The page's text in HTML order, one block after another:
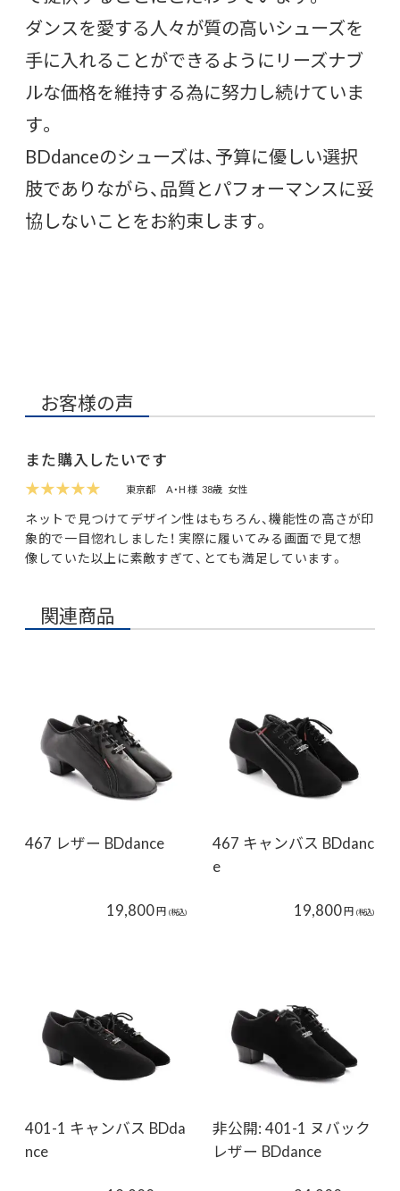
ダンスを愛する人々が質の高いシューズを
手に入れることができるようにリーズナブ
ルな価格を維持する為に努力し続けていま
す。
BDdanceのシューズは、予算に優しい選択
肢でありながら、品質とパフォーマンスに妥
協しないことをお約束します。
お客様の声
また購入したいです
★★★★★
東京都 A・H 様 38歳 女性
ネットで見つけてデザイン性はもちろん、機能性の高さが印
象的で一目惚れしました！ 実際に履いてみる画面で見て想
像していた以上に素敵すぎて、とても満足しています。
関連商品
467 レザー BDdance
19,800円 (税込)
467 キャンバス BDdanc
e
19,800円 (税込)
401-1 キャンバス BDda
nce
非公開: 401-1 ヌバック
レザー BDdance